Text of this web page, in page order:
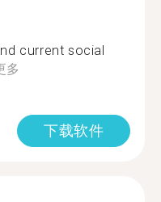
current social
多
下载软件